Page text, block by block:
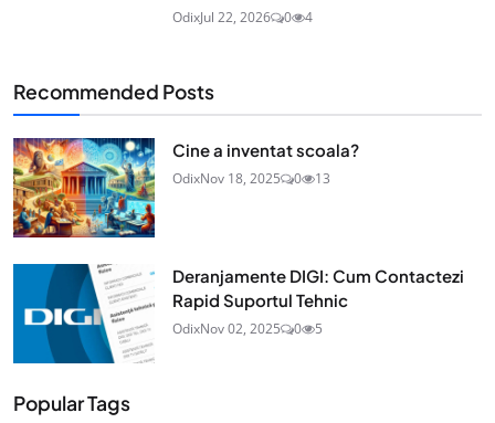
OdixJul 22, 2026 0 4
Recommended Posts
Cine a inventat scoala?
OdixNov 18, 2025 0 13
Deranjamente DIGI: Cum Contactezi
Rapid Suportul Tehnic
OdixNov 02, 2025 0 5
Popular Tags